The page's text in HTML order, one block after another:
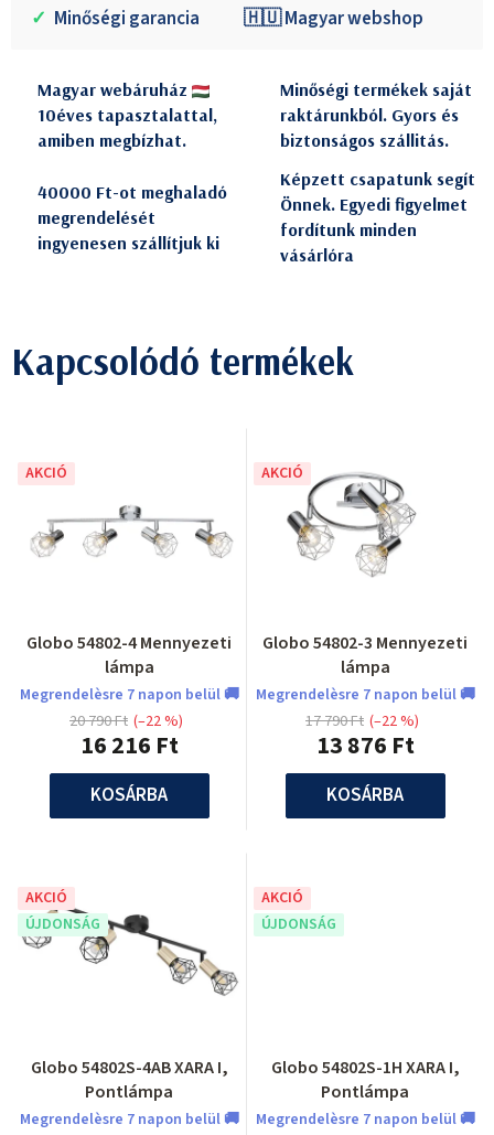
✓ Minőségi garancia 🇭🇺 Magyar webshop
Magyar webáruház
10éves tapasztalattal,
amiben megbízhat.
Minőségi termékek saját
raktárunkból. Gyors és
biztonságos szállitás.
40000 Ft-ot meghaladó
megrendelését
ingyenesen szállítjuk ki
Képzett csapatunk segít
Önnek. Egyedi figyelmet
fordítunk minden
vásárlóra
Kapcsolódó termékek
AKCIÓ
Globo 54802-4 Mennyezeti
lámpa
Megrendelèsre 7 napon belül 🚚
16 216 Ft
20 790 Ft (–22 %)
KOSÁRBA
AKCIÓ
Globo 54802-3 Mennyezeti
lámpa
Megrendelèsre 7 napon belül 🚚
13 876 Ft
17 790 Ft (–22 %)
KOSÁRBA
AKCIÓ
ÚJDONSÁG
Globo 54802S-4AB XARA I,
Pontlámpa
Megrendelèsre 7 napon belül 🚚
AKCIÓ
ÚJDONSÁG
Globo 54802S-1H XARA I,
Pontlámpa
Megrendelèsre 7 napon belül 🚚